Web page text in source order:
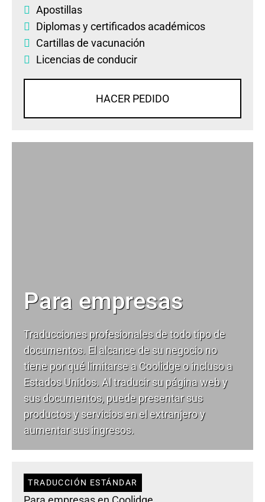
Apostillas
Diplomasycertificados académicos
Cartillas de vacunación
Licencias de conducir
HACER PEDIDO
Para empresas
Traducciones profesionales de todo tipo de
documentos. El alcance de su negocio no
tiene por qué limitarse a Coolidge o incluso a
Estados Unidos. Al traducir su página web y
sus documentos, puede presentar sus
productos y servicios en el extranjero y
aumentar sus ingresos.
TRADUCCIÓN ESTÁNDAR